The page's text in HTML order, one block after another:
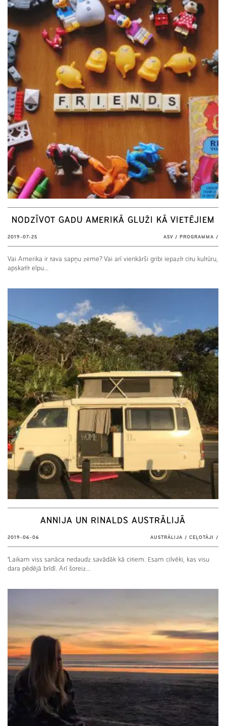
NODZĪVOT GADU AMERIKĀ GLUŽI KĀ VIETĒJIEM
2019-07-25 ASV / PROGRAMMA /
Vai Amerika ir tava sapņu zeme? Vai arī vienkārši gribi iepazīt citu kultūru,
apskatīt elpu…
ANNIJA UN RINALDS AUSTRĀLIJĀ
2019-06-06 AUSTRĀLIJA / CEĻOTĀJI /
‘Laikam viss sanāca nedaudz savādāk kā citiem. Esam cilvēki, kas visu
dara pēdējā brīdī. Arī šoreiz…